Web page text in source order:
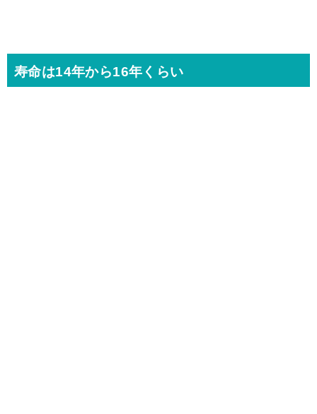
寿命は14年から16年くらい